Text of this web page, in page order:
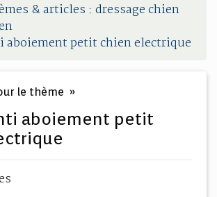
& articles : dressage chien
aboiement petit chien electrique
le thème »